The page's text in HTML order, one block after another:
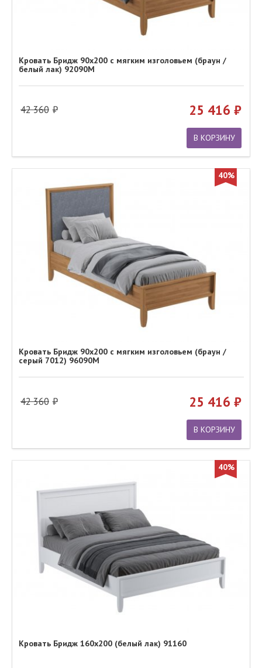
Кровать Бридж 90х200 с мягким изголовьем (браун /
белый лак) 92090М
42 360 25 416
В КОРЗИНУ
40%
Кровать Бридж 90х200 с мягким изголовьем (браун /
серый 7012) 96090М
42 360 25 416
В КОРЗИНУ
40%
Кровать Бридж 160х200 (белый лак) 91160